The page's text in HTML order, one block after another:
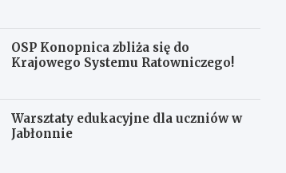
OSP Konopnica zbliża się do
Krajowego Systemu Ratowniczego!
Warsztaty edukacyjne dla uczniów w
Jabłonnie